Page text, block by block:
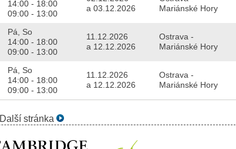
14:00 - 18:00
09:00 - 13:00
a 03.12.2026
Mariánské Hory
Pá, So
14:00 - 18:00
09:00 - 13:00
11.12.2026
a 12.12.2026
Ostrava -
Mariánské Hory
Pá, So
14:00 - 18:00
09:00 - 13:00
11.12.2026
a 12.12.2026
Ostrava -
Mariánské Hory
Další stránka